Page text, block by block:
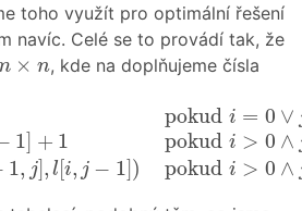
toho využít pro optimální řešení
navíc. Celé se to provádí tak, že
× n
×n , kde na doplňujeme čísla
pokud i = 0 ∨
1] + 1 pokud i > 0 ∧
1, j], l[i, j − 1]) pokud i > 0 ∧
ku i>0 j>0